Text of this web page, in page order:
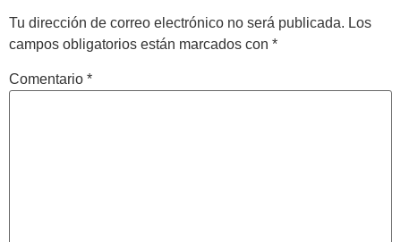
Tu dirección de correo electrónico no será publicada. Los
campos obligatorios están marcados con *
Comentario *